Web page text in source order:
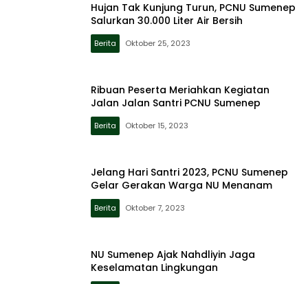
Hujan Tak Kunjung Turun, PCNU Sumenep
Salurkan 30.000 Liter Air Bersih
Berita Oktober 25, 2023
Ribuan Peserta Meriahkan Kegiatan
Jalan Jalan Santri PCNU Sumenep
Berita Oktober 15, 2023
Jelang Hari Santri 2023, PCNU Sumenep
Gelar Gerakan Warga NU Menanam
Berita Oktober 7, 2023
NU Sumenep Ajak Nahdliyin Jaga
Keselamatan Lingkungan